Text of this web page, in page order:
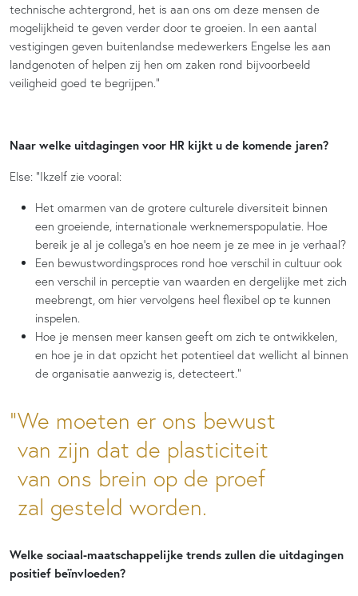
technische achtergrond, het is aan ons om deze mensen de
mogelijkheid te geven verder door te groeien. In een aantal
vestigingen geven buitenlandse medewerkers Engelse les aan
landgenoten of helpen zij hen om zaken rond bijvoorbeeld
veiligheid goed te begrijpen.”
Naar welke uitdagingen voor HR kijkt u de komende jaren?
Else: “Ikzelf zie vooral:
Het omarmen van de grotere culturele diversiteit binnen
een groeiende, internationale werknemerspopulatie. Hoe
bereik je al je collega’s en hoe neem je ze mee in je verhaal?
Een bewustwordingsproces rond hoe verschil in cultuur ook
een verschil in perceptie van waarden en dergelijke met zich
meebrengt, om hier vervolgens heel flexibel op te kunnen
inspelen.
Hoe je mensen meer kansen geeft om zich te ontwikkelen,
en hoe je in dat opzicht het potentieel dat wellicht al binnen
de organisatie aanwezig is, detecteert.”
We moeten er ons bewust
van zijn dat de plasticiteit
van ons brein op de proef
zal gesteld worden.
Welke sociaal-maatschappelijke trends zullen die uitdagingen
positief beïnvloeden?